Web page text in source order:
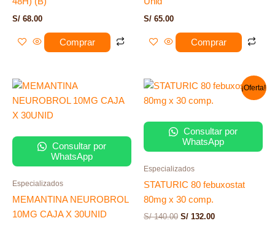
S/ 68.00
Comprar
S/ 65.00
Comprar
Consultar por
WhatsApp
Especializados
MEMANTINA NEUROBROL
10MG CAJA X 30UNID
¡Oferta!
Consultar por
WhatsApp
Especializados
STATURIC 80 febuxostat
80mg x 30 comp.
S/140.00
El
original
S/ 132.00
El